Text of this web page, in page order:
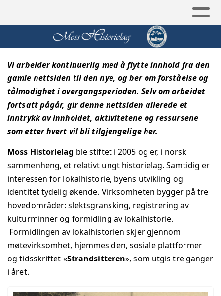
Vi arbeider kontinuerlig med å flytte innhold fra den
gamle nettsiden til den nye, og ber om forståelse og
tålmodighet i overgangsperioden. Selv om arbeidet
fortsatt pågår, gir denne nettsiden allerede et
inntrykk av innholdet, aktivitetene og ressursene
som etter hvert vil bli tilgjengelige her.
Moss Historielag ble stiftet i 2005 og er, i norsk
sammenheng, et relativt ungt historielag. Samtidig er
interessen for lokalhistorie, byens utvikling og
identitet tydelig økende. Virksomheten bygger på tre
hovedområder: slektsgransking, registrering av
kulturminner og formidling av lokalhistorie.
Formidlingen av lokalhistorien skjer gjennom
møtevirksomhet, hjemmesiden, sosiale plattformer
og tidsskriftet «Strandsitteren», som utgis tre ganger
i året.